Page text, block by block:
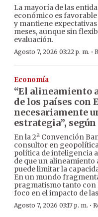
La mayoría de las
económico es
y mantiene
meses, aunque sin
evaluación.
Agosto 7, 2026 03:22 p. m. ·
Economía
“El alineamiento
de los países con
necesariamente
estrategia”,
En la 2ª Convención
consultor en
política de inteligencia
de que un alineamiento
puede limitar la
En un mundo
pragmatismo tanto con
foco en el impacto de
Agosto 7, 2026 03:17 p. m. ·